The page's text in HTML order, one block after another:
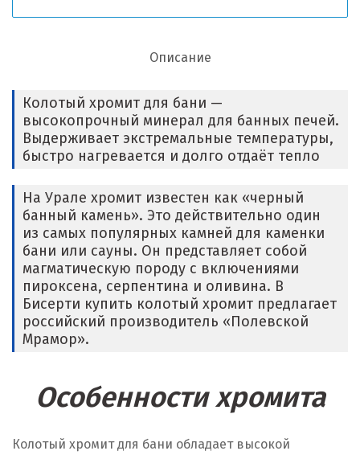
Описание
Колотый хромит для бани —
высокопрочный минерал для банных печей.
Выдерживает экстремальные температуры,
быстро нагревается и долго отдаёт тепло
На Урале хромит известен как «черный
банный камень». Это действительно один
из самых популярных камней для каменки
бани или сауны. Он представляет собой
магматическую породу с включениями
пироксена, серпентина и оливина. В
Бисерти купить колотый хромит предлагает
российский производитель «Полевской
Мрамор».
Особенности хромита
Колотый хромит для бани обладает высокой